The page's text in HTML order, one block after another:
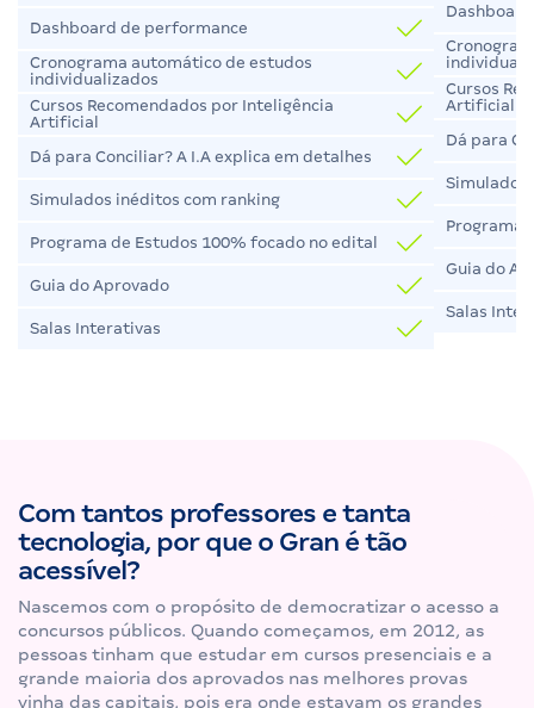
Dashboard de performance
Cronograma automático de estudos
individualizados
Cursos Recomendados por Inteligência
Artificial
Dá para Conciliar? A I.A explica em detalhes
Simulados inéditos com ranking
Programa de Estudos 100% focado no edital
Guia do Aprovado
Salas Interativas
Cursos
Artificial
Dá para
Simulados
Programa
Guia do
Salas
Com tantos professores e tanta
tecnologia, por que o Gran é tão
acessível?
Nascemos com o propósito de democratizar o acesso a
concursos públicos. Quando começamos, em 2012, as
pessoas tinham que estudar em cursos presenciais e a
grande maioria dos aprovados nas melhores provas
vinha das capitais, pois era onde estavam os grandes